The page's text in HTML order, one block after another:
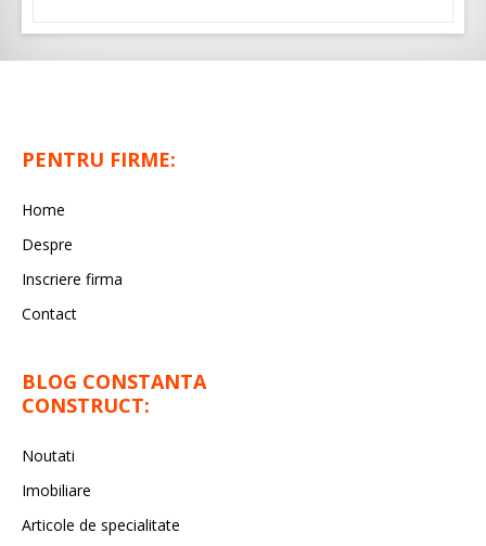
PENTRU FIRME:
Home
Despre
Inscriere firma
Contact
BLOG CONSTANTA
CONSTRUCT:
Noutati
Imobiliare
Articole de specialitate